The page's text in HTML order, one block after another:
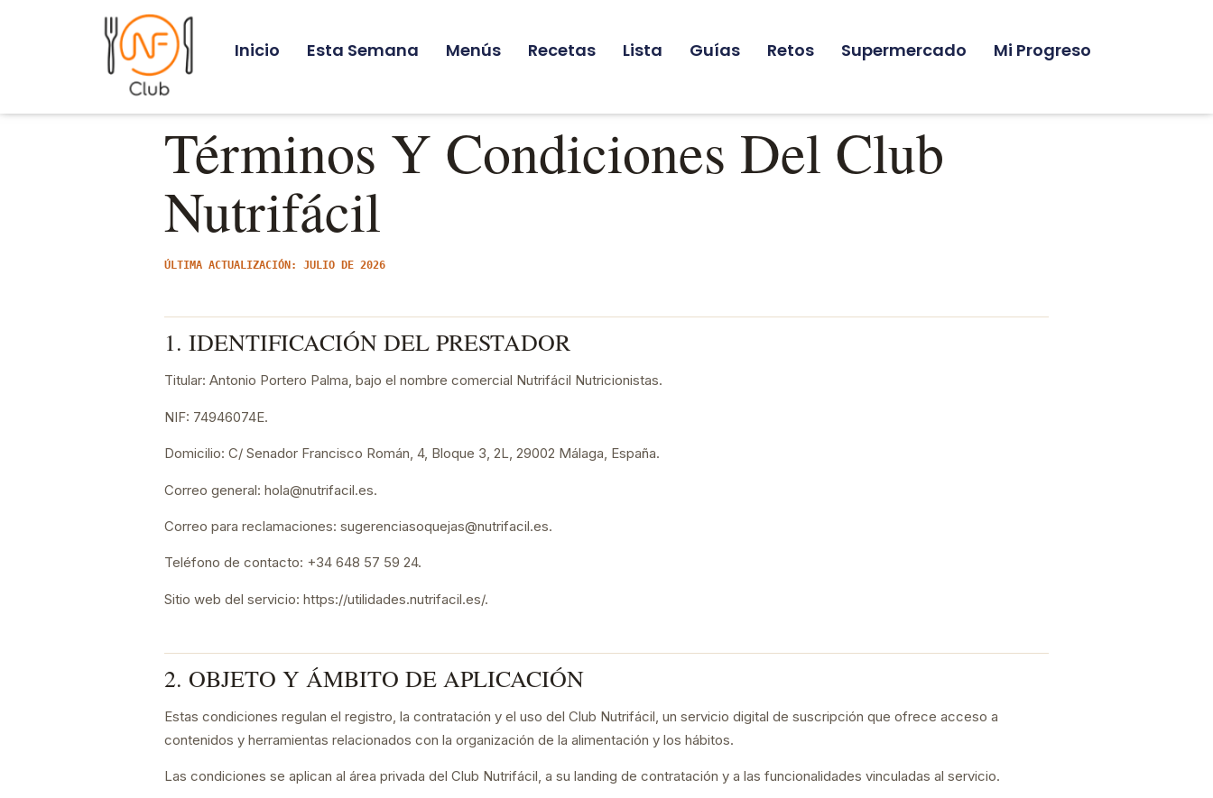
Inicio Esta Semana Menús Recetas Lista Guías Retos Supermercado Mi Progreso
Términos Y Condiciones Del Club
Nutrifácil
ÚLTIMA ACTUALIZACIÓN: JULIO DE 2026
1. IDENTIFICACIÓN DEL PRESTADOR
Titular: Antonio Portero Palma, bajo el nombre comercial Nutrifácil Nutricionistas.
NIF: 74946074E.
Domicilio: C/ Senador Francisco Román, 4, Bloque 3, 2L, 29002 Málaga, España.
Correo general: hola@nutrifacil.es.
Correo para reclamaciones: sugerenciasoquejas@nutrifacil.es.
Teléfono de contacto: +34 648 57 59 24.
Sitio web del servicio: https://utilidades.nutrifacil.es/.
2. OBJETO Y ÁMBITO DE APLICACIÓN
Estas condiciones regulan el registro, la contratación y el uso del Club Nutrifácil, un servicio digital de suscripción que ofrece acceso a
contenidos y herramientas relacionados con la organización de la alimentación y los hábitos.
Las condiciones se aplican al área privada del Club Nutrifácil, a su landing de contratación y a las funcionalidades vinculadas al servicio.